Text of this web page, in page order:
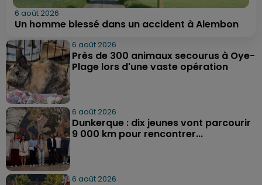
6 août 2026
Un homme blessé dans un accident à Alembon
6 août 2026
Près de 300 animaux secourus à Oye-
Plage lors d'une vaste opération
6 août 2026
Dunkerque : dix jeunes vont parcourir
9 000 km pour rencontrer...
6 août 2026